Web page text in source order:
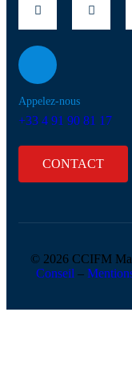
Appelez-nous
+33 4 91 90 81 17
CONTACT
© 2026 CCIFM
Conseil –